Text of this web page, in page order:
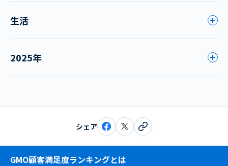
生活
2025年
シェア
GMO顧客満足度ランキングとは